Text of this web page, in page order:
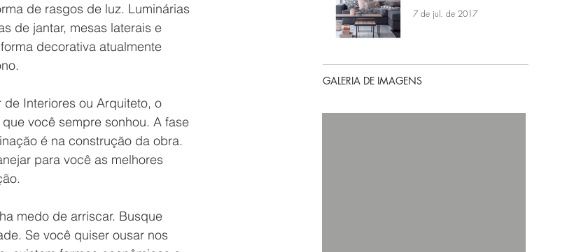
de rasgos de luz. Luminárias
de jantar, mesas laterais e
decorativa atualmente
Interiores ou Arquiteto, o
você sempre sonhou. A fase
é na construção da obra.
para você as melhores
medo de arriscar. Busque
Se você quiser ousar nos
7 de jul. de 2017
GALERIA DE IMAGENS